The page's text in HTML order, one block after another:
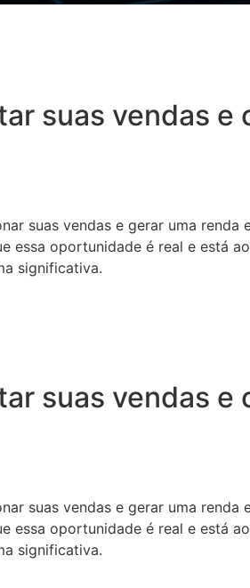
suas vendas
suas vendas e gerar uma
oportunidade é real e está
significativa.
suas vendas
suas vendas e gerar uma
oportunidade é real e está
significativa.